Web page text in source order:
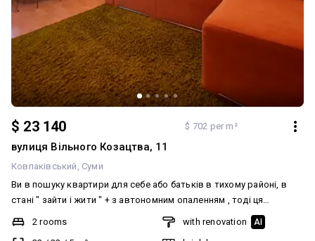
$ 23 140 $ 702 per m²
вулиця Вільного Козацтва, 11
Ковпаківський Суми
Ви в пошуку квартири для себе або батьків в тихому районі, в
стані " зайти і жити " + з автономним опаленням , тоді ця
пропозиція для Вас! Тихий двір, сусіди знають один одного. Є
2 rooms
with renovation AI